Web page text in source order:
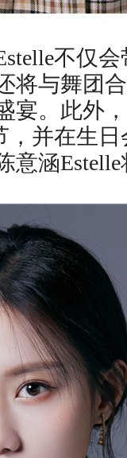
不仅
将与舞团
宴。此外
，并在生
意涵